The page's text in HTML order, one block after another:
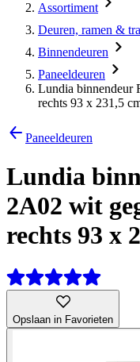
Assortiment
Deuren, ramen &
Binnendeuren
Paneeldeuren
Lundia binnendeur
rechts 93 x 231,5
Paneeldeuren
Lundia
2A02 wit
rechts 93 x
Opslaan in Favorieten